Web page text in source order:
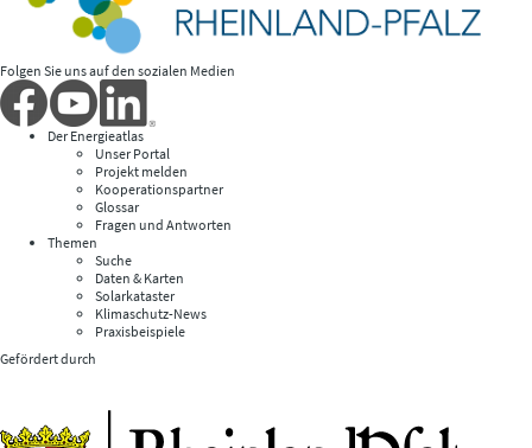
Folgen Sie uns auf den sozialen Medien
Der Energieatlas
Unser Portal
Projekt melden
Kooperationspartner
Glossar
Fragen und Antworten
Themen
Suche
Daten & Karten
Solarkataster
Klimaschutz-News
Praxisbeispiele
Gefördert durch